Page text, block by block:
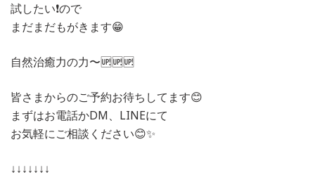
試したい❗️ので
まだまだもがきます😁
自然治癒力の力〜🆙🆙🆙
皆さまからのご予約お待ちしてます😊
まずはお電話かDM、LINEにて
お気軽にご相談ください😊✨
↓↓↓↓↓↓↓